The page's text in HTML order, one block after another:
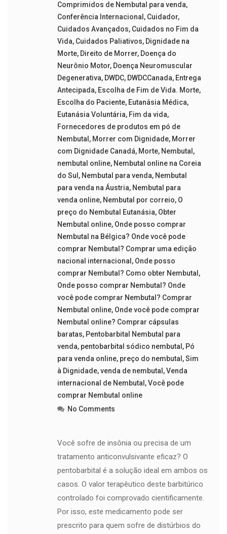
Comprimidos de Nembutal para venda,
Conferência Internacional , Cuidador,
Cuidados Avançados, Cuidados no Fim da
Vida, Cuidados Paliativos, Dignidade na
Morte, Direito de Morrer, Doença do
Neurônio Motor, Doença Neuromuscular
Degenerativa, DWDC, DWDCCanada, Entrega
Antecipada, Escolha de Fim de Vida. Morte,
Escolha do Paciente, Eutanásia Médica,
Eutanásia Voluntária, Fim da vida,
Fornecedores de produtos em pó de
Nembutal , Morrer com Dignidade, Morrer
com Dignidade Canadá, Morte, Nembutal ,
nembutal online, Nembutal online na Coreia
do Sul , Nembutal para venda, Nembutal
para venda na Áustria, Nembutal para
venda online, Nembutal por correio, O
preço do Nembutal Eutanásia, Obter
Nembutal online, Onde posso comprar
Nembutal na Bélgica? Onde você pode
comprar Nembutal? Comprar uma edição
nacional internacional , Onde posso
comprar Nembutal? Como obter Nembutal ,
Onde posso comprar Nembutal? Onde
você pode comprar Nembutal? Comprar
Nembutal online, Onde você pode comprar
Nembutal online? Comprar cápsulas
baratas, Pentobarbital Nembutal para
venda, pentobarbital sódico nembutal , Pó
para venda online, preço do nembutal ,Sim
à Dignidade,venda de nembutal ,Venda
internacional de Nembutal ,Você pode
comprar Nembutal online
No Comments
Você sofre de insônia ou precisa de um
tratamento anticonvulsivante eficaz? O
pentobarbital é a solução ideal em ambos os
casos. O valor terapêutico deste barbitúrico
controlado foi comprovado cientificamente.
Por isso, este medicamento pode ser
prescrito para quem sofre de distúrbios do